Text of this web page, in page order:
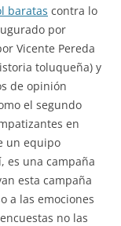
baratas contra lo
por
Vicente Pereda
toluqueña) y
de opinión
el segundo
en
un equipo
es una campaña
esta campaña
a las emociones
no las